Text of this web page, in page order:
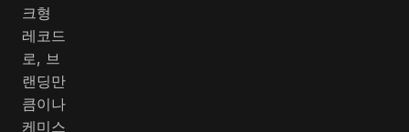
크형
레코드
로, 브
랜딩만
큼이나
케미스